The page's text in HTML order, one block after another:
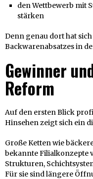
den Wettbewerb mit
stärken
Denn genau dort hat
Backwarenabsatzes in
Gewinner
Reform
Auf den ersten Blick
Hinsehen zeigt sich ein
Große Ketten wie
bekannte Filialkonzepte
Strukturen,
Für sie sind längere